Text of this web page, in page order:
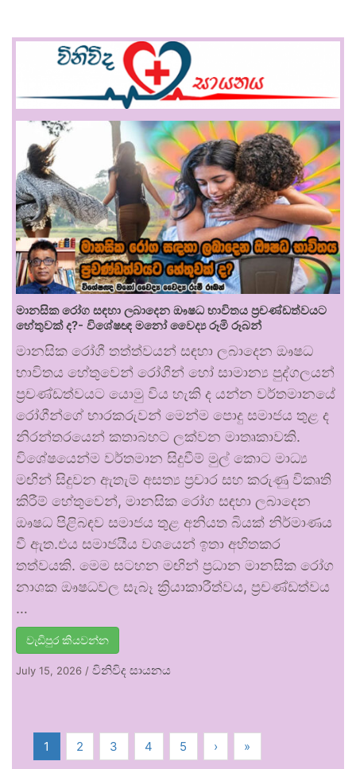
මානසික රෝග සඳහා ලබාදෙන ඖෂධ භාවිතය ප්‍රචණ්ඩත්වයට
හේතුවක් ද?- විශේෂඥ මනෝ වෛද්‍ය රූමි රූබන්
මානසික රෝගී තත්ත්වයන් සඳහා ලබාදෙන ඖෂධ
භාවිතය හේතුවෙන් රෝගීන් හෝ සාමාන්‍ය පුද්ගලයන්
ප්‍රචණ්ඩත්වයට යොමු විය හැකි ද යන්න වර්තමානයේ
රෝගීන්ගේ භාරකරුවන් මෙන්ම පොදු සමාජය තුළ ද
නිරන්තරයෙන් කතාබහට ලක්වන මාතෘකාවකි.
විශේෂයෙන්ම වර්තමාන සිදුවීම් මුල් කොට මාධ්‍ය
මඟින් සිදුවන ඇතැම් අසත්‍ය ප්‍රචාර සහ කරුණු විකෘති
කිරීම් හේතුවෙන්, මානසික රෝග සඳහා ලබාදෙන
ඖෂධ පිළිබඳව සමාජය තුළ අනියත බියක් නිර්මාණය
වී ඇත.එය සමාජයීය වශයෙන් ඉතා අහිතකර
තත්වයකි. මෙම සටහන මඟින් ප්‍රධාන මානසික රෝග
නාශක ඖෂධවල සැබෑ ක්‍රියාකාරීත්වය, ප්‍රචණ්ඩත්වය
…
වැඩිපුර කියවන්න
July 15, 2026 / විනිවිද සායනය
1 2 3 4 5 › »